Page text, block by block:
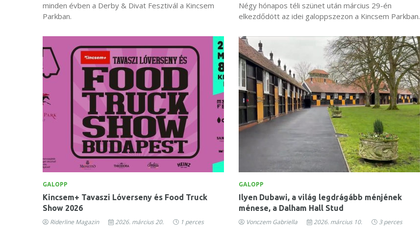
minden évben a Derby & Divat Fesztivál a Kincsem
Parkban.
Négy hónapos téli szünet után március 29-én
elkezdődött az idei galoppszezon a Kincsem Parkban.
GALOPP
Kincsem+ Tavaszi Lóverseny és Food Truck
Show 2026
Riderline Magazin 2026. március 20. 1 perces
GALOPP
Ilyen Dubawi, a világ legdrágább ménjének
ménese, a Dalham Hall Stud
Vonczem Gabriella 2026. március 10. 3 perces